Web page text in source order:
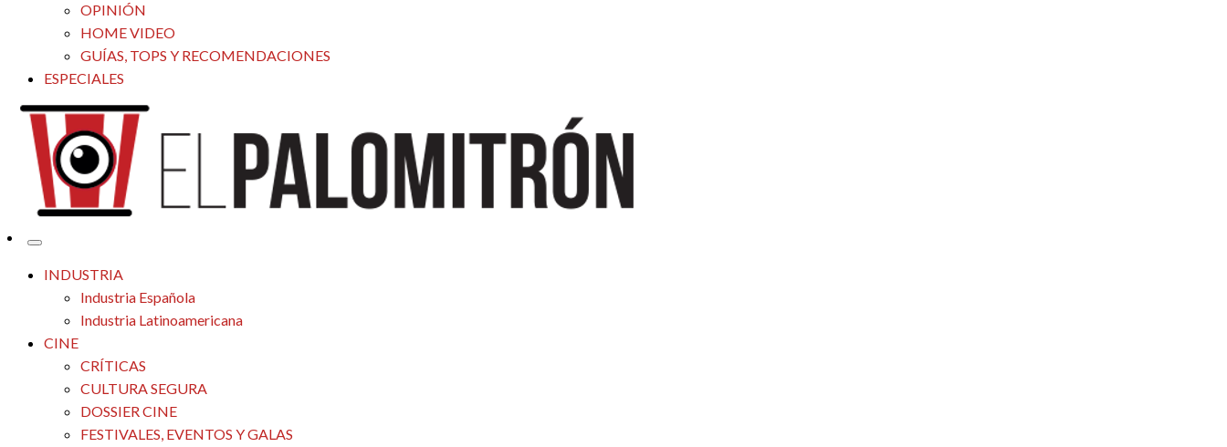
OPINIÓN
HOME VIDEO
GUÍAS, TOPS Y RECOMENDACIONES
ESPECIALES
El Palomitrón
Tu espacio de la industria de cine española y latinoamericana
INDUSTRIA
Industria Española
Industria Latinoamericana
CINE
CRÍTICAS
CULTURA SEGURA
DOSSIER CINE
FESTIVALES, EVENTOS Y GALAS